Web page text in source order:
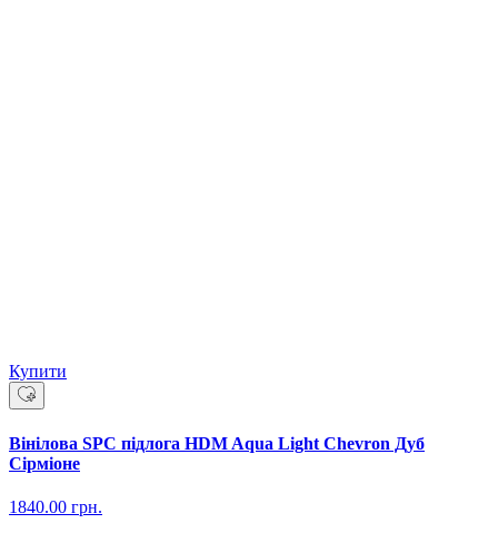
Купити
Вінілова SPC підлога HDM Aqua Light Chevron Дуб
Сірміоне
1840.00 грн.